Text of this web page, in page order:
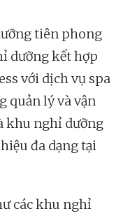
tiên phong
dưỡng kết hợp
với dịch vụ spa
quản lý và vận
khu nghỉ dưỡng
đa dạng tại
các khu nghỉ